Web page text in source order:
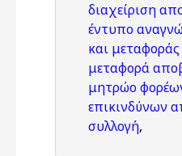
διαχείριση
έντυπο
και
μεταφορά
μητρώο
επικινδύνων
συλλογή,